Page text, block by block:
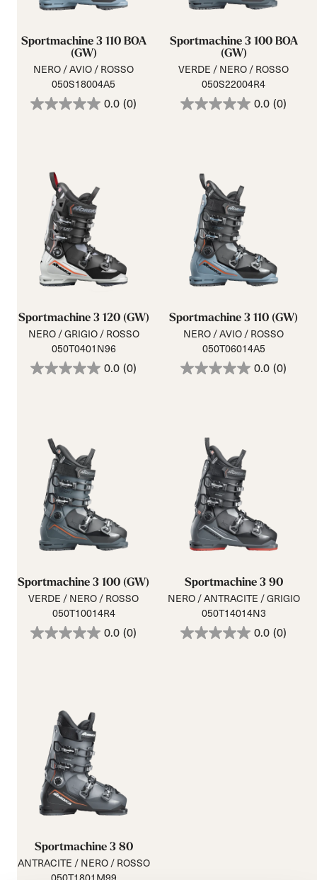
Sportmachine 3 110 BOA
(GW)
NERO / AVIO / ROSSO
050S18004A5
0.0 (0)
Sportmachine 3 100 BOA
(GW)
VERDE / NERO / ROSSO
050S22004R4
0.0 (0)
Sportmachine 3 120 (GW)
NERO / GRIGIO / ROSSO
050T0401N96
0.0 (0)
Sportmachine 3 110 (GW)
NERO / AVIO / ROSSO
050T06014A5
0.0 (0)
Sportmachine 3 100 (GW)
VERDE / NERO / ROSSO
050T10014R4
0.0 (0)
Sportmachine 3 90
NERO / ANTRACITE / GRIGIO
050T14014N3
0.0 (0)
Sportmachine 3 80
ANTRACITE / NERO / ROSSO